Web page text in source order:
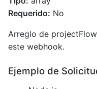
Requerido: No
Arreglo de
este webhook.
Ejemplo de